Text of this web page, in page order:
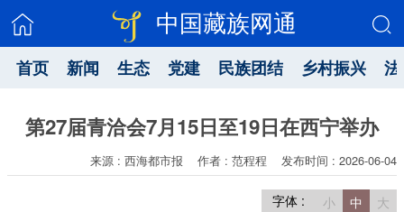
中国藏族网通
首页 新闻 生态 党建 民族团结 乡村振兴
第27届青洽会7月15日至19日在西宁举办
来源 : 西海都市报 作者 : 范程程 发布时间 : 2026-06-04
字体 : 小 中 大